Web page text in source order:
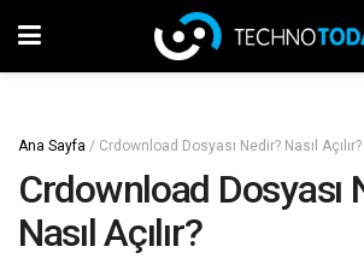
Ana Sayfa / Crdownload Dosyası Nedir? Nasıl Açılır?
Crdownload Dosyası
Nasıl Açılır?